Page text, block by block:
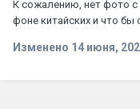
К сожалению, нет фото с
фоне китайских и что бы
Изменено 14 июня,